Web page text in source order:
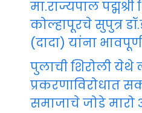
मा.राज्यपाल पद्मश्री
कोल्हापूरचे सुपुत्र
(दादा) यांना
पुलाची शिरोली येथे
प्रकरणाविरोधात
समाजाचे जोडे